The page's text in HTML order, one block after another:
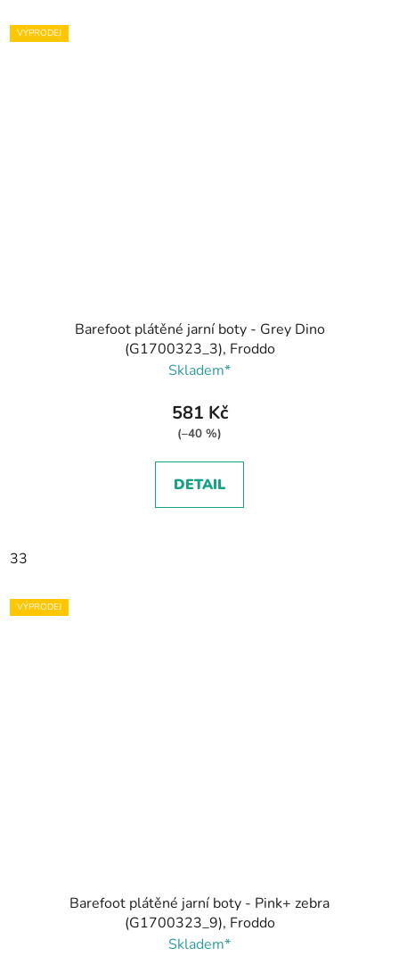
VÝPRODEJ
Barefoot plátěné jarní boty - Grey Dino
(G1700323_3), Froddo
Skladem*
581 Kč
(–40 %)
DETAIL
33
VÝPRODEJ
Barefoot plátěné jarní boty - Pink+ zebra
(G1700323_9), Froddo
Skladem*